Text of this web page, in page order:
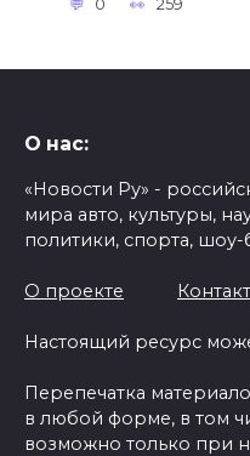
0 259
О нас:
«Новости Ру» -
мира авто, культуры,
политики, спорта,
О проекте
Настоящий ресурс
Перепечатка
в любой форме, в том
возможно только при